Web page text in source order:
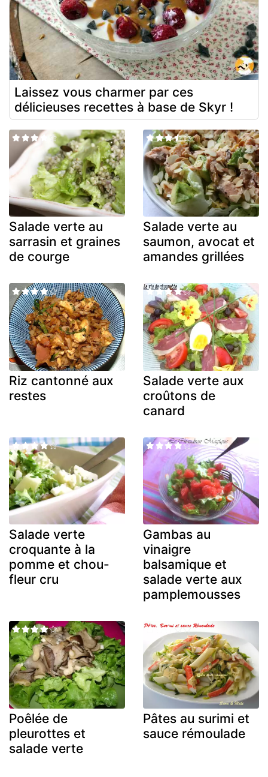
Laissez vous charmer par ces
délicieuses recettes à base de Skyr !
Salade verte au
sarrasin et graines
de courge
Salade verte au
saumon, avocat et
amandes grillées
Riz cantonné aux
restes
Salade verte aux
croûtons de
canard
Salade verte
croquante à la
pomme et chou-
fleur cru
Gambas au
vinaigre
balsamique et
salade verte aux
pamplemousses
Poêlée de
pleurottes et
salade verte
Pâtes au surimi et
sauce rémoulade